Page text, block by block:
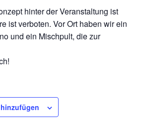
hinter der Veranstaltung ist
ist verboten. Vor Ort haben wir ein
und ein Mischpult, die zur